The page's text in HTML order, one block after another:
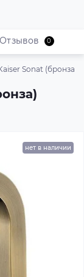
Sonat (бронза)
Отзывов 0
нет в наличии